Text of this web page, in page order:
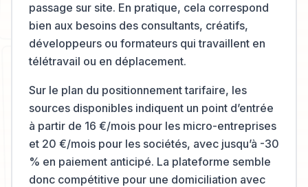
passage sur site. En pratique, cela correspond
bien aux besoins des consultants, créatifs,
développeurs ou formateurs qui travaillent en
télétravail ou en déplacement.
Sur le plan du positionnement tarifaire, les
sources disponibles indiquent un point d’entrée
à partir de 16 €/mois pour les micro-entreprises
et 20 €/mois pour les sociétés, avec jusqu’à -30
% en paiement anticipé. La plateforme semble
donc compétitive pour une domiciliation avec